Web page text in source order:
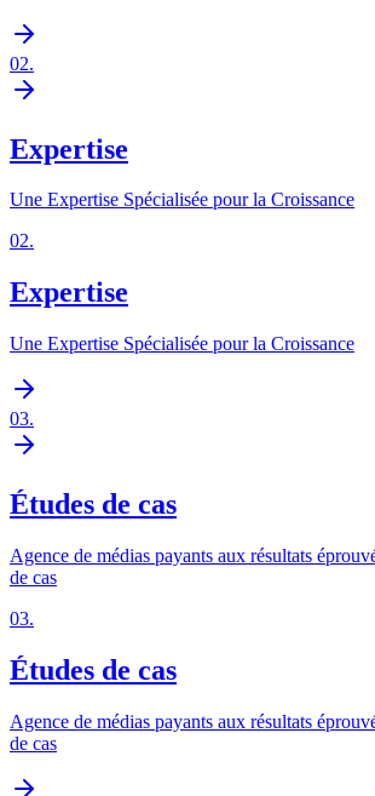
02.
Expertise
Une Expertise Spécialisée pour la Croissance
02.
Expertise
Une Expertise Spécialisée pour la Croissance
03.
Études de cas
Agence de médias payants aux résultats
de cas
03.
Études de cas
Agence de médias payants aux résultats
de cas